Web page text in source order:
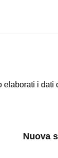
elaborati i dati
Nuova